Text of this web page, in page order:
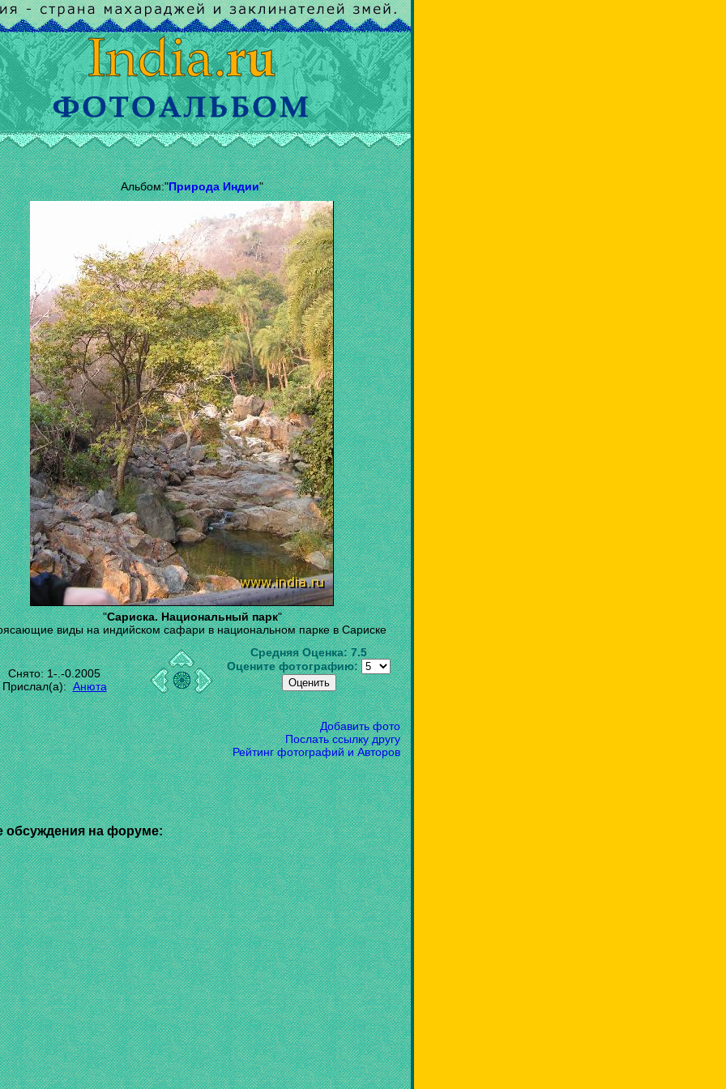
Альбом:"Природа Индии"
"Сариска. Национальный парк"
виды на индийском сафари в национальном парке в Сариске
Снято: 1-.-0.2005
Прислал(а):Анюта
Средняя Оценка:7.5
Оцените фотографию:
обсуждения на форуме:
Добавить фото
Послать ссылку другу
Рейтинг фотографий и Авторов